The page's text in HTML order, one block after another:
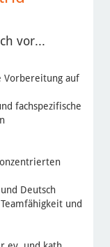
vor...
Vorbereitung auf
fachspezifische
Deutsch
und